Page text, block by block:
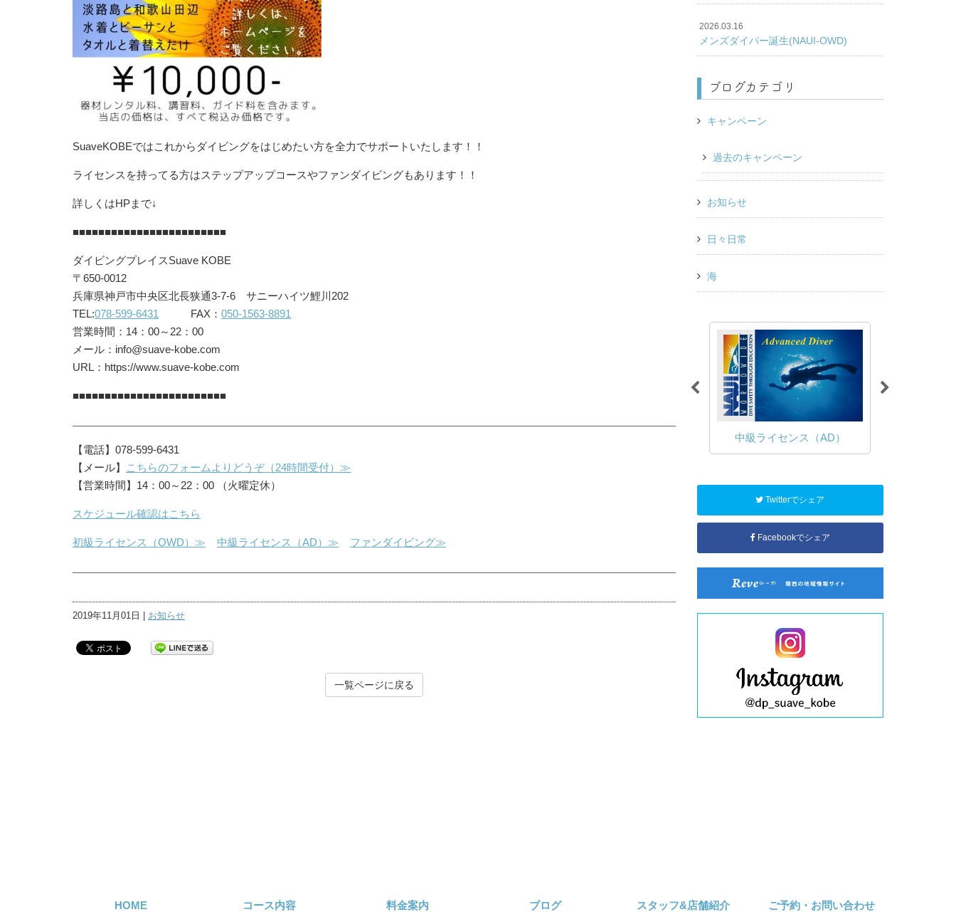
SuaveKOBEではこれからダイビングをはじめたい方を全力でサポートいたします！！
ライセンスを持ってる方はステップアップコースやファンダイビングもあります！！
詳しくはHPまで↓
■■■■■■■■■■■■■■■■■■■■■■■■
ダイビングプレイスSuave KOBE
〒650-0012
兵庫県神戸市中央区北長狭通3-7-6 サニーハイツ鯉川202
TEL:078-599-6431 FAX： 050-1563-8891
営業時間：14：00～22：00
メール：info@suave-kobe.com
URL：https://www.suave-kobe.com
■■■■■■■■■■■■■■■■■■■■■■■■
【電話】078-599-6431
【メール】
こちらのフォームよりどうぞ（24時間受付）≫
【営業時間】14：00～22：00 （火曜定休）
スケジュール確認はこちら
初級ライセンス（OWD）≫ 中級ライセンス（AD）≫ ファンダイビング≫
2019年11月01日 | お知らせ
一覧ページに戻る
2026.03.16
メンズダイバー誕生(NAUI-OWD)
ブログカテゴリ
キャンペーン
過去のキャンペーン
お知らせ
日々日常
海
中級ライセンス（AD）
Twitterでシェア
Facebookでシェア
HOME コース内容 料金案内 ブログ スタッフ&店舗紹介 ご予約・お問い合わせ